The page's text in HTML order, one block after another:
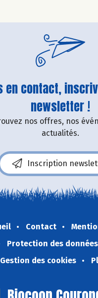
en contact,
newsletter !
nos offres, nos
actualités.
Inscription
Contact
Protection des données
Gestion des cookies